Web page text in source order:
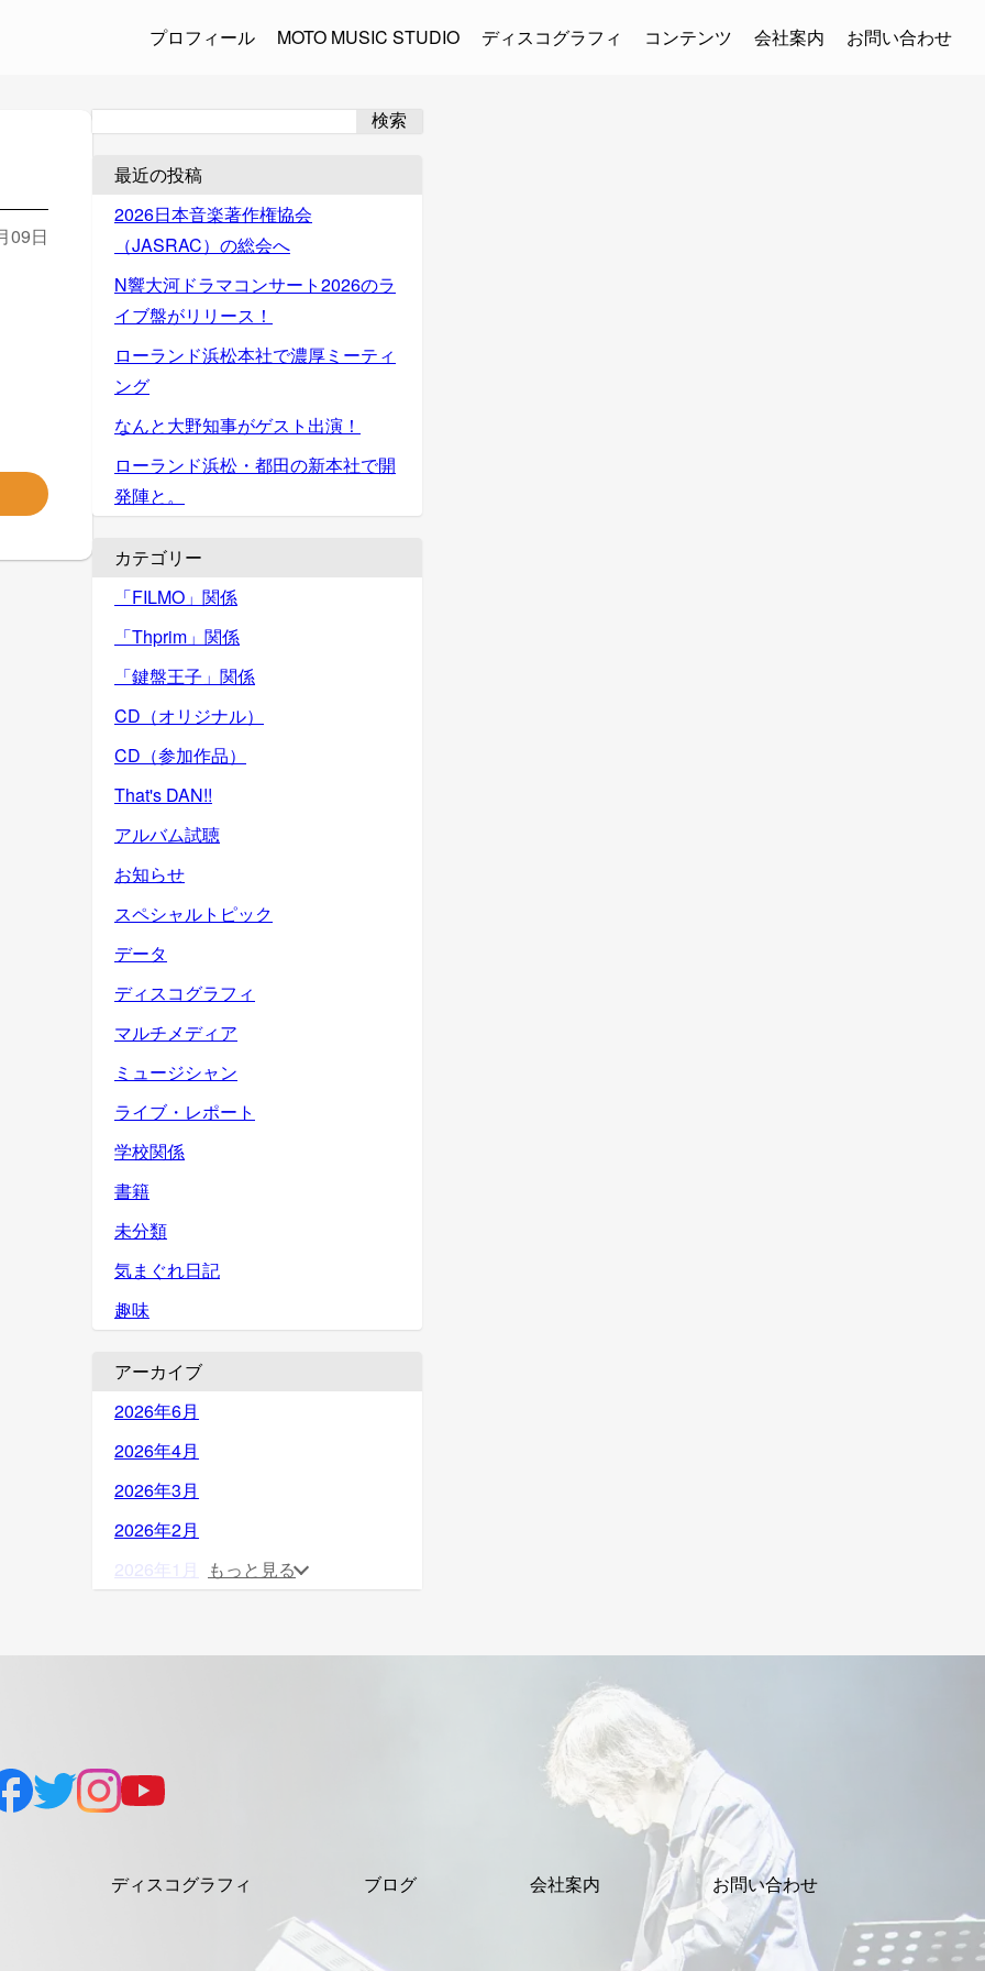
プロフィール MOTO MUSIC STUDIO ディスコグラフィ コンテンツ 会社案内 お問い合わせ
09日
検索
最近の投稿
2026日本音楽著作権協会
（JASRAC）の総会へ
N響大河ドラマコンサート2026のラ
イブ盤がリリース！
ローランド浜松本社で濃厚ミーティ
ング
なんと大野知事がゲスト出演！
ローランド浜松・都田の新本社で開
発陣と。
カテゴリー
「FILMO」関係
「Thprim」関係
「鍵盤王子」関係
CD（オリジナル）
CD（参加作品）
That's DAN!!
アルバム試聴
お知らせ
スペシャルトピック
データ
ディスコグラフィ
マルチメディア
ミュージシャン
ライブ・レポート
学校関係
書籍
未分類
気まぐれ日記
趣味
アーカイブ
2026年6月
2026年4月
2026年3月
2026年2月
2026年1月
2025年8月
2025年7月
2025年5月
もっと見る
ディスコグラフィ ブログ 会社案内 お問い合わせ